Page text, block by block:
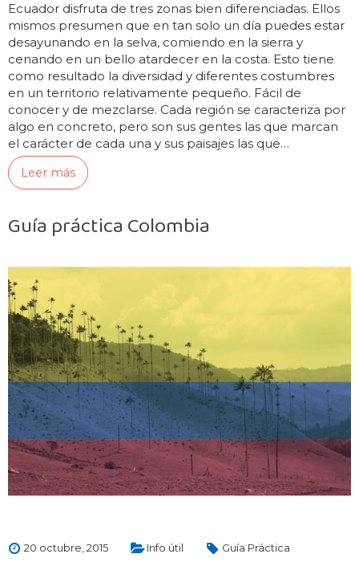
Ecuador disfruta de tres zonas bien diferenciadas. Ellos
mismos presumen que en tan solo un día puedes estar
desayunando en la selva, comiendo en la sierra y
cenando en un bello atardecer en la costa. Esto tiene
como resultado la diversidad y diferentes costumbres
en un territorio relativamente pequeño. Fácil de
conocer y de mezclarse. Cada región se caracteriza por
algo en concreto, pero son sus gentes las que marcan
el carácter de cada una y sus paisajes las que…
Leer más
Guía práctica Colombia
20 octubre, 2015 Info útil
Guía Práctica